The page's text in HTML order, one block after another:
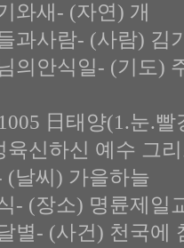
와새- (자연) 개
과사람- (사람) 김
의안식일- (기도)
日태양(1.눈.빨
육신하신 예수 그
(날씨) 가을하늘
- (장소) 명륜제일
별- (사건) 천국에